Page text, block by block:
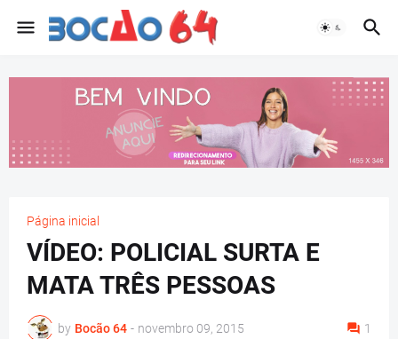
Página inicial
VÍDEO: POLICIAL SURTA E
MATA TRÊS PESSOAS
by Bocão 64 - novembro 09, 2015 1